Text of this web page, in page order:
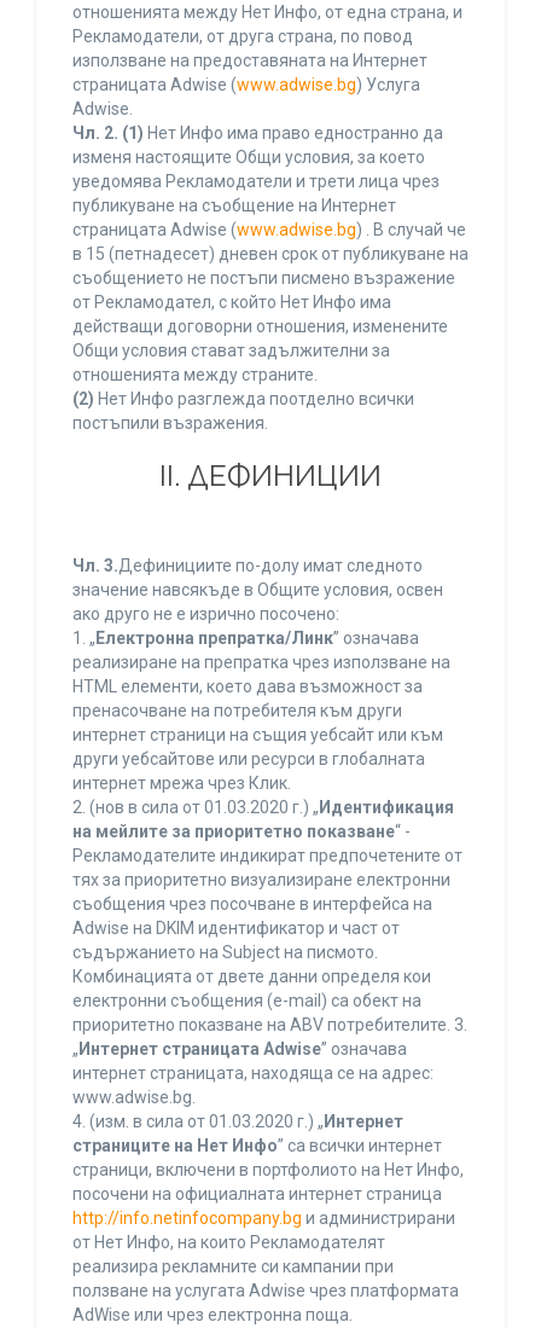
отношенията между Нет Инфо, от една страна, и
Рекламодатели, от друга страна, по повод
използване на предоставяната на Интернет
страницата Adwise (www.adwise.bg) Услуга
Adwise.
Чл. 2. (1) Нет Инфо има право едностранно да
изменя настоящите Общи условия, за което
уведомява Рекламодатели и трети лица чрез
публикуване на съобщение на Интернет
страницата Adwise (www.adwise.bg) . В случай че
в 15 (петнадесет) дневен срок от публикуване на
съобщението не постъпи писмено възражение
от Рекламодател, с който Нет Инфо има
действащи договорни отношения, изменените
Общи условия стават задължителни за
отношенията между страните.
(2) Нет Инфо разглежда поотделно всички
постъпили възражения.
ІІ. ДЕФИНИЦИИ
Чл. 3.Дефинициите по-долу имат следното
значение навсякъде в Общите условия, освен
ако друго не е изрично посочено:
1. „ Електронна препратка/Линк” означава
реализиране на препратка чрез използване на
HTML елементи, което дава възможност за
пренасочване на потребителя към други
интернет страници на същия уебсайт или към
други уебсайтове или ресурси в глобалната
интернет мрежа чрез Клик.
2. (нов в сила от 01.03.2020 г.) „ Идентификация
на мейлите за приоритетно показване“ -
Рекламодателите индикират предпочетените от
тях за приоритетно визуализиране електронни
съобщения чрез посочване в интерфейса на
Adwise на DKIM идентификатор и част от
съдържанието на Subject на писмото.
Комбинацията от двете данни определя кои
електронни съобщения (e-mail) са обект на
приоритетно показване на ABV потребителите. 3.
„ Интернет страницата Adwise” означава
интернет страницата, находяща се на адрес:
www.adwise.bg.
4. (изм. в сила от 01.03.2020 г.) „ Интернет
страниците на Нет Инфо” са всички интернет
страници, включени в портфолиото на Нет Инфо,
посочени на официалната интернет страница
http://info.netinfocompany.bg и администрирани
от Нет Инфо, на които Рекламодателят
реализира рекламните си кампании при
ползване на услугата Adwise чрез платформата
AdWise или чрез електронна поща.